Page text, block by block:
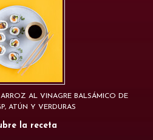
AL VINAGRE BALSÁMICO DE
ATÚN Y VERDURAS
la receta